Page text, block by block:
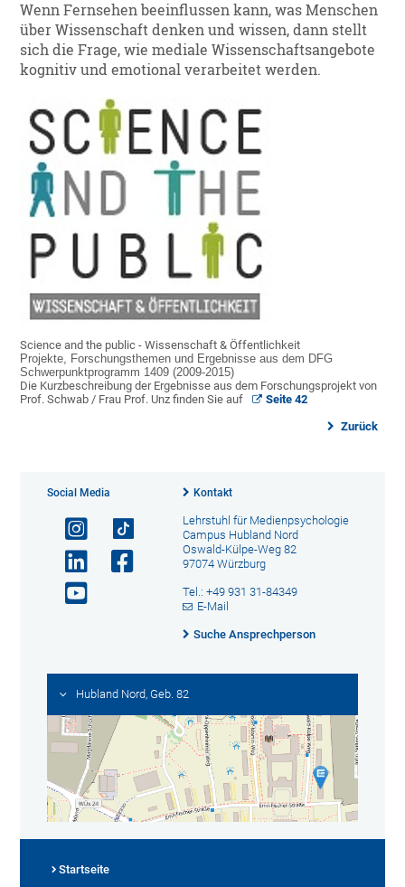
Wenn Fernsehen beeinflussen kann, was Menschen
über Wissenschaft denken und wissen, dann stellt
sich die Frage, wie mediale Wissenschaftsangebote
kognitiv und emotional verarbeitet werden.
Science and the public - Wissenschaft & Öffentlichkeit
Projekte, Forschungsthemen und Ergebnisse aus dem DFG
Schwerpunktprogramm 1409 (2009-2015)
Die Kurzbeschreibung der Ergebnisse aus dem Forschungsprojekt von
Prof. Schwab / Frau Prof. Unz finden Sie auf
Seite 42
Zurück
Social Media Kontakt
Lehrstuhl für Medienpsychologie
Campus Hubland Nord
Oswald-Külpe-Weg 82
97074 Würzburg
Tel.: +49 931 31-84349
E-Mail
Suche Ansprechperson
Hubland Nord, Geb. 82
Startseite